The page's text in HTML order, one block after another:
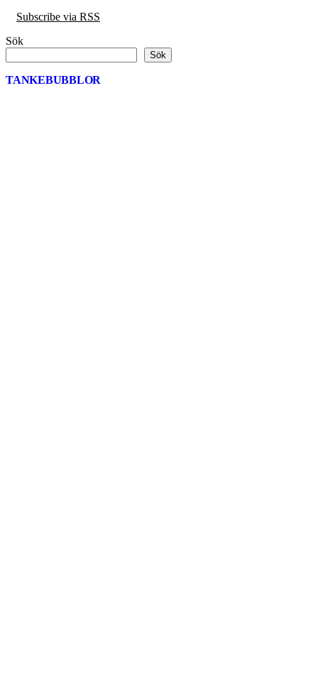
Subscribe via RSS
Sök
Sök
TANKEBUBBLOR